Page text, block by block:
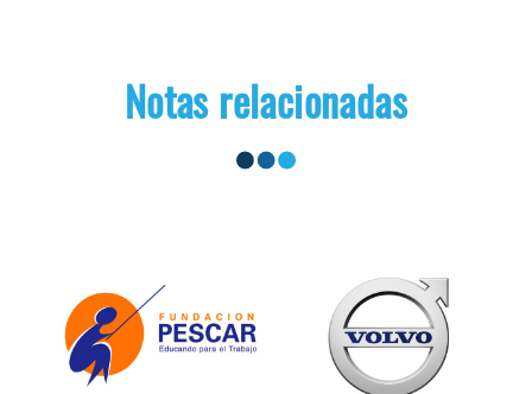
Notas relacionadas